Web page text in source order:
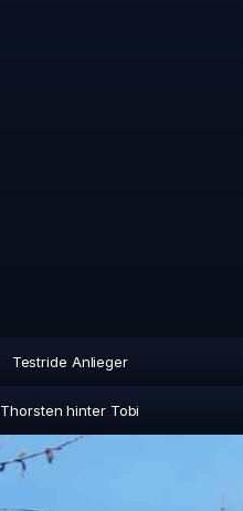
Testride Anlieger
Thorsten hinter Tobi